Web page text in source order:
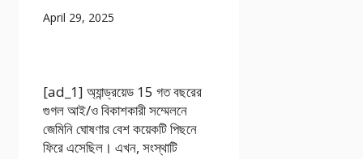
April 29, 2025
[ad_1] অ্যান্ড্রয়েড 15 গত বছরের
গুগল আই/ও বিকাশকারী সম্মেলনে
জেমিনি ঘোষণার বেশ কয়েকটি পিছনে
ফিরে এসেছিল। এখন, সংস্থাটি